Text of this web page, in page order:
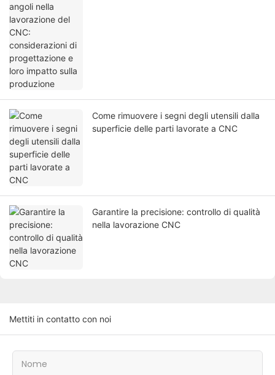
Come rimuovere i segni degli utensili dalla
superficie delle parti lavorate a CNC
Garantire la precisione: controllo di qualità
nella lavorazione CNC
Mettiti in contatto con noi
Nome